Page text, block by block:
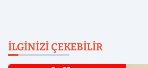
İLGINIZI ÇEKEBILIR